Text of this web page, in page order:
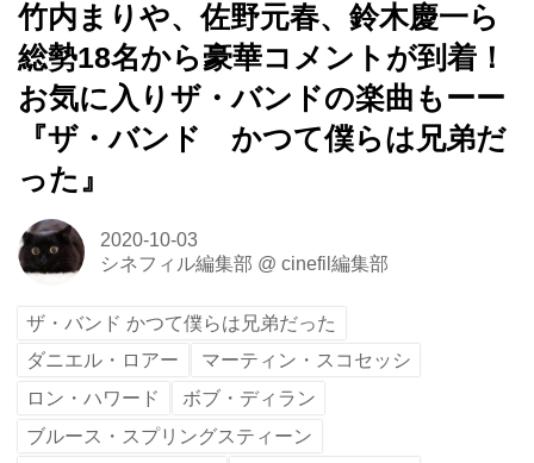
竹内まりや、佐野元春、鈴木慶一ら
総勢18名から豪華コメントが到着！
お気に入りザ・バンドの楽曲もーー
『ザ・バンド かつて僕らは兄弟だ
った』
2020-10-03
シネフィル編集部 @ cinefil編集部
ザ・バンド かつて僕らは兄弟だった
ダニエル・ロアー
マーティン・スコセッシ
ロン・ハワード
ボブ・ディラン
ブルース・スプリングスティーン